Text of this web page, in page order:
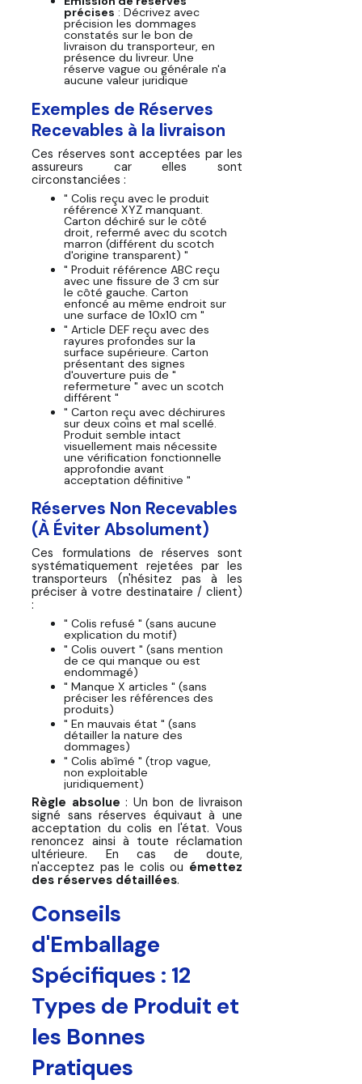
précises : Décrivez avec
précision les dommages
constatés sur le bon de
livraison du transporteur, en
présence du livreur. Une
réserve vague ou générale n'a
aucune valeur juridique
Exemples de Réserves
Recevables à la livraison
Ces réserves sont acceptées par les
assureurs car elles sont
circonstanciées :
" Colis reçu avec le produit
référence XYZ manquant.
Carton déchiré sur le côté
droit, refermé avec du scotch
marron (différent du scotch
d'origine transparent) "
" Produit référence ABC reçu
avec une fissure de 3 cm sur
le côté gauche. Carton
enfoncé au même endroit sur
une surface de 10x10 cm "
" Article DEF reçu avec des
rayures profondes sur la
surface supérieure. Carton
présentant des signes
d'ouverture puis de "
refermeture " avec un scotch
différent "
" Carton reçu avec déchirures
sur deux coins et mal scellé.
Produit semble intact
visuellement mais nécessite
une vérification fonctionnelle
approfondie avant
acceptation définitive "
Réserves Non Recevables
(À Éviter Absolument)
Ces formulations de réserves sont
systématiquement rejetées par les
transporteurs (n'hésitez pas à les
préciser à votre destinataire / client)
:
" Colis refusé " (sans aucune
explication du motif)
" Colis ouvert " (sans mention
de ce qui manque ou est
endommagé)
" Manque X articles " (sans
préciser les références des
produits)
" En mauvais état " (sans
détailler la nature des
dommages)
" Colis abîmé " (trop vague,
non exploitable
juridiquement)
Règle absolue : Un bon de livraison
signé sans réserves équivaut à une
acceptation du colis en l'état. Vous
renoncez ainsi à toute réclamation
ultérieure. En cas de doute,
n'acceptez pas le colis ou émettez
des réserves détaillées.
Conseils
d'Emballage
Spécifiques : 12
Types de Produit et
les Bonnes
Pratiques